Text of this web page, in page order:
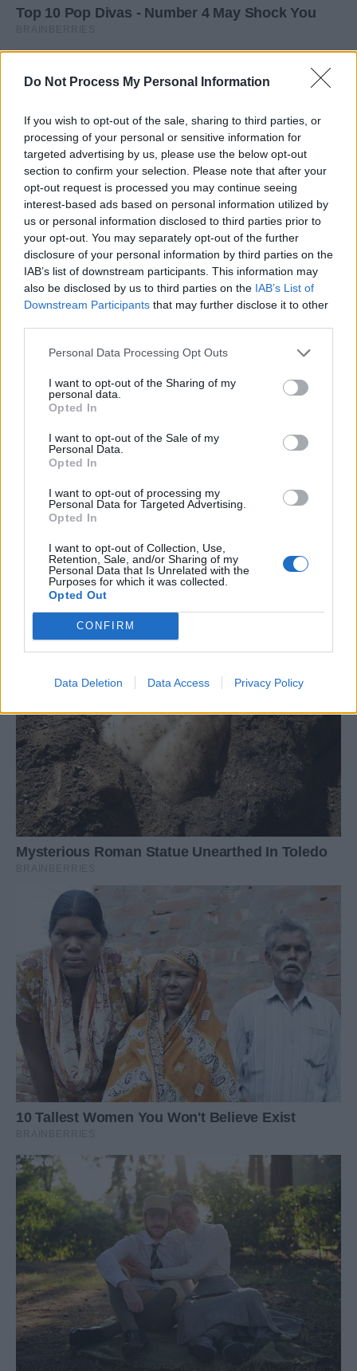
Do Not Process My Personal Information
If you wish to opt-out of the sale, sharing to third parties, or
processing of your personal or sensitive information for
targeted advertising by us, please use the below opt-out
section to confirm your selection. Please note that after your
opt-out request is processed you may continue seeing
interest-based ads based on personal information utilized by
us or personal information disclosed to third parties prior to
your opt-out. You may separately opt-out of the further
disclosure of your personal information by third parties on the
IAB’s list of downstream participants. This information may
also be disclosed by us to third parties on the IAB’s List of
Downstream Participants that may further disclose it to other
Personal Data Processing Opt Outs
I want to opt-out of the Sharing of my
personal data.
Opted In
I want to opt-out of the Sale of my
Personal Data.
Opted In
I want to opt-out of processing my
Personal Data for Targeted Advertising.
Opted In
I want to opt-out of Collection, Use,
Retention, Sale, and/or Sharing of my
Personal Data that Is Unrelated with the
Purposes for which it was collected.
Opted Out
CONFIRM
Data Deletion Data Access Privacy Policy